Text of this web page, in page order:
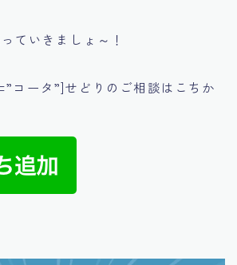
ていきましょ～！
コータ”]せどりのご相談はこちか